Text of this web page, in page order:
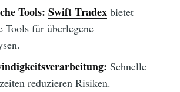
Tools: Swift Tradexbietet
Tools für überlegene
Schnelle
reduzieren Risiken.